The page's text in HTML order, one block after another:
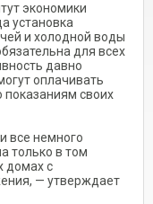
экономики
установка
и холодной воды
для всех
давно
оплачивать
показаниям своих
все немного
только в том
домах с
— утверждает